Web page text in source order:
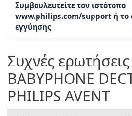
Συμβουλευτείτε τον ιστότοπο
www.philips.com/support ή το
εγγύησης
Συχνές
BABYPHONE
PHILIPS AVENT